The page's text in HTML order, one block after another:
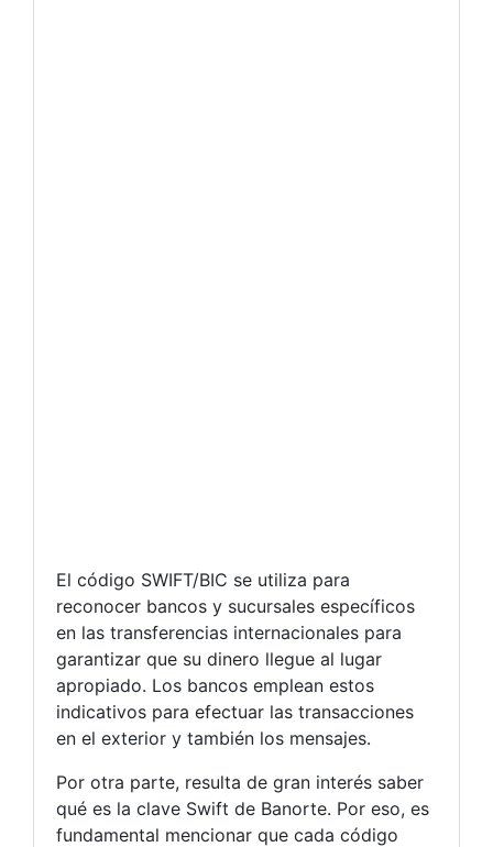
El código SWIFT/BIC se utiliza para
reconocer bancos y sucursales específicos
en las transferencias internacionales para
garantizar que su dinero llegue al lugar
apropiado. Los bancos emplean estos
indicativos para efectuar las transacciones
en el exterior y también los mensajes.
Por otra parte, resulta de gran interés saber
qué es la clave Swift de Banorte. Por eso, es
fundamental mencionar que cada código